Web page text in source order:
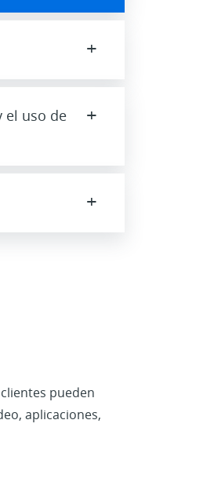
+
el uso de
+
+
pueden
aplicaciones,